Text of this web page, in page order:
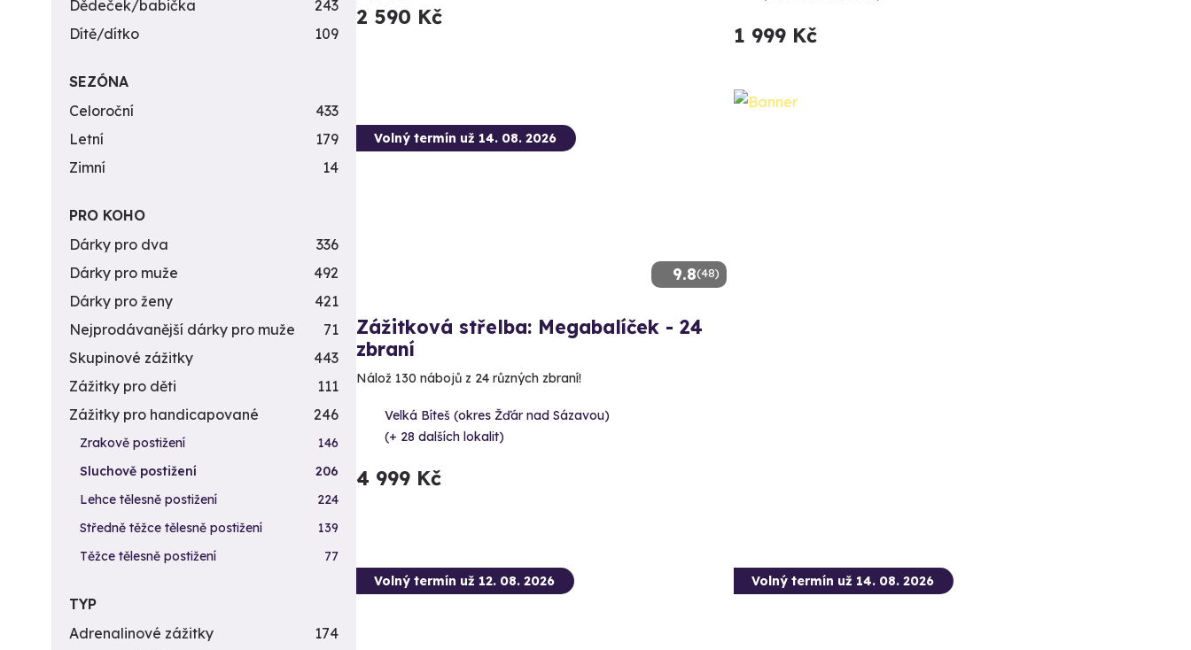
2 590 Kč
1 999 Kč
9.8(48)
Volný termín už 14. 08. 2026
Zážitková střelba: Megabalíček - 24
zbraní
Nálož 130 nábojů z 24 různých zbraní!
Velká Bíteš (okres Žďár nad Sázavou)
(+ 28 dalších lokalit)
4 999 Kč
Volný termín už 12. 08. 2026 Volný termín už 14. 08. 2026
Dědeček/babička
243
Dítě/dítko
109
SEZÓNA
Celoroční
433
Letní
179
Zimní
14
PRO KOHO
Dárky pro dva
336
Dárky pro muže
492
Dárky pro ženy
421
Nejprodávanější dárky pro muže
71
Skupinové zážitky
443
Zážitky pro děti
111
Zážitky pro handicapované
246
Zrakově postižení
146
Sluchově postižení
206
Lehce tělesně postižení
224
Středně těžce tělesně postižení
139
Těžce tělesně postižení
77
TYP
Adrenalinové zážitky
174